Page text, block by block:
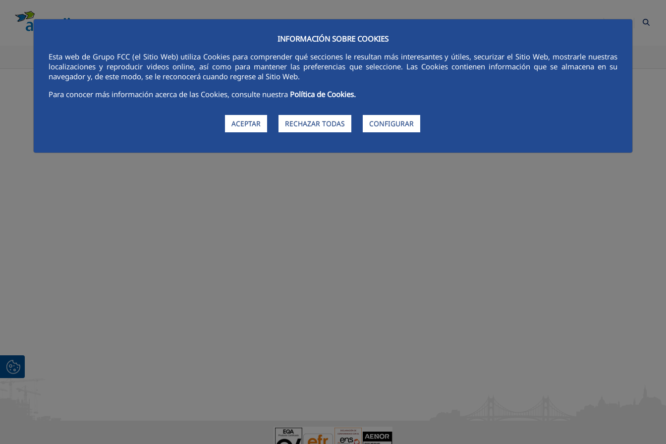
INFORMACIÓN SOBRE COOKIES
Esta web de Grupo FCC (el Sitio Web) utiliza Cookies para comprender qué secciones le resultan más interesantes y útiles, securizar el Sitio Web, mostrarle nuestras
localizaciones y reproducir videos online, así como para mantener las preferencias que seleccione. Las Cookies contienen información que se almacena en su
navegador y, de este modo, se le reconocerá cuando regrese al Sitio Web.
Para conocer más información acerca de las Cookies, consulte nuestra Política de Cookies.
ACEPTAR RECHAZAR TODAS CONFIGURAR
CONOCE AQUALIA ANALISTAS E INVERSORES INNOVACIÓN DIGITALIZACIÓN SOSTENIBILIDAD ÉTICA E INTEGRIDAD COMUNICACIÓN